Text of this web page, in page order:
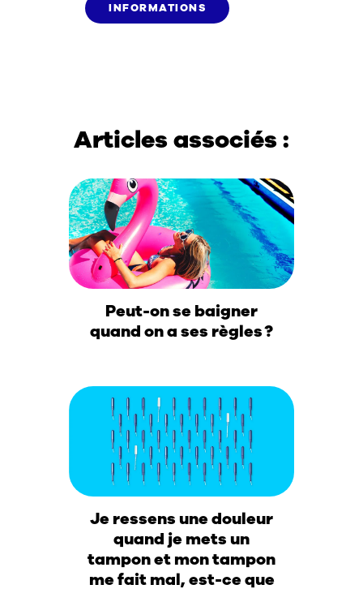
INFORMATIONS
Articles associés :
Peut-on se baigner
quand on a ses règles ?
Je ressens une douleur
quand je mets un
tampon et mon tampon
me fait mal, est-ce que